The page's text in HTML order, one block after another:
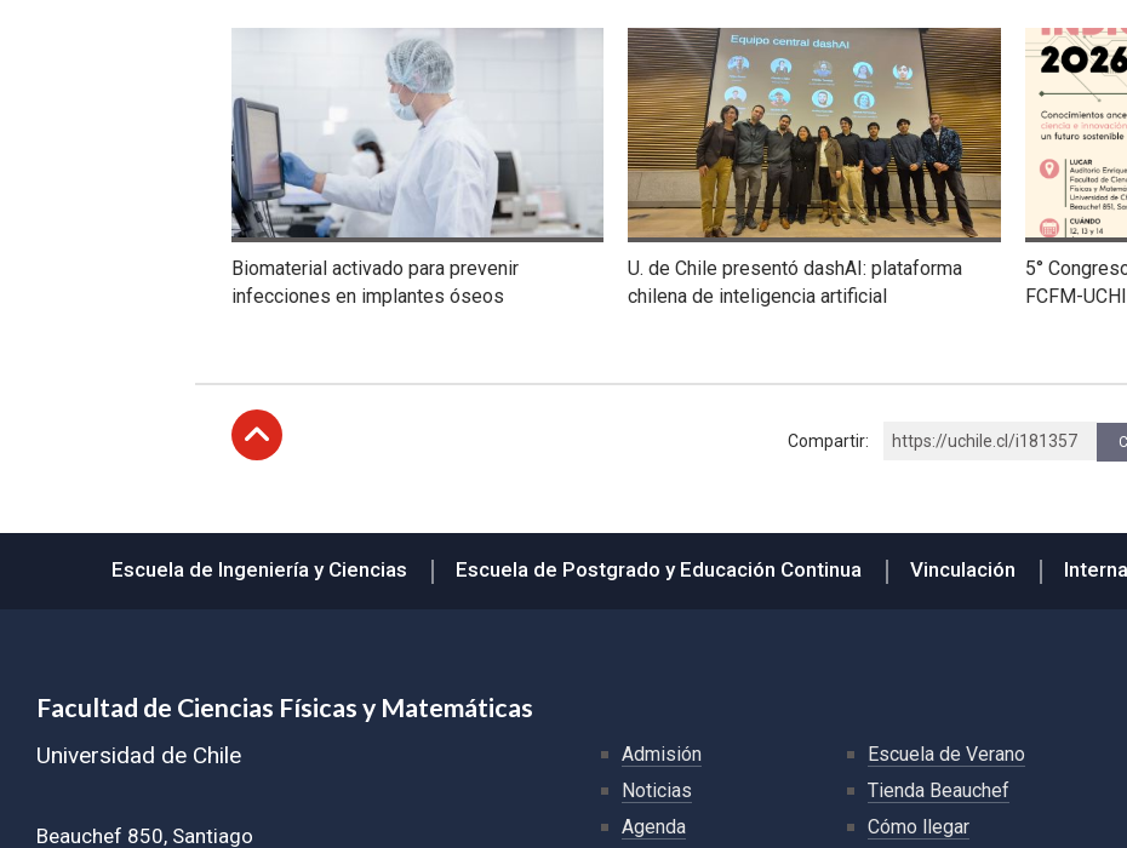
Biomaterial activado para prevenir
infecciones en implantes óseos
U. de Chile presentó dashAI: plataforma
chilena de inteligencia artificial
5°
FCFM-
Compartir: https://uchile.cl/i181357
Escuela de Ingeniería y Ciencias Escuela de Postgrado y Educación Continua Vinculación
Facultad de Ciencias Físicas y Matemáticas
Universidad de Chile
Beauchef 850, Santiago
Admisión
Noticias
Agenda
Escuela de Verano
Tienda Beauchef
Cómo llegar